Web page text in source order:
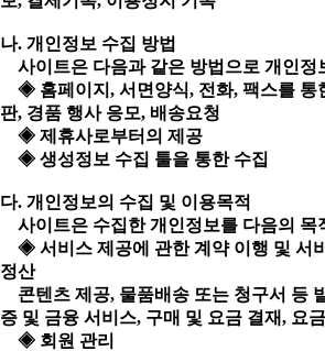
나. 개인정보 수집 방법
사이트은 다음과 같은 방법으로 개인정
◈ 홈페이지, 서면양식, 전화, 팩스를 통
판, 경품 행사 응모, 배송요청
◈ 제휴사로부터의 제공
◈ 생성정보 수집 툴을 통한 수집
다. 개인정보의 수집 및 이용목적
사이트은 수집한 개인정보를 다음의 목
◈ 서비스 제공에 관한 계약 이행 및 서
정산
콘텐츠 제공, 물품배송 또는 청구서 등
증 및 금융 서비스, 구매 및 요금 결재, 요
◈ 회원 관리